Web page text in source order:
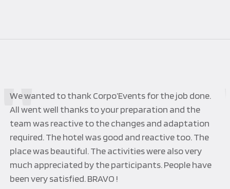
We wanted to thank Corpo’Events for the job done.
All went well thanks to your preparation and the
team was reactive to the changes and adaptation
required. The hotel was good and reactive too. The
place was beautiful. The activities were also very
much appreciated by the participants. People have
been very satisfied. BRAVO !